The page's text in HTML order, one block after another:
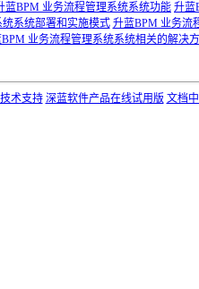
蓝BPM 业务流程管理系统系统功能 升蓝
系统部署和实施模式 升蓝BPM 业务流
业务流程管理系统系统相关的解决
术支持 深蓝软件产品在线试用版 文档